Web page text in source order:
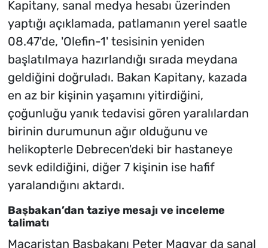
Kapitany, sanal medya hesabı üzerinden
yaptığı açıklamada, patlamanın yerel saatle
08.47'de, 'Olefin-1' tesisinin yeniden
başlatılmaya hazırlandığı sırada meydana
geldiğini doğruladı. Bakan Kapitany, kazada
en az bir kişinin yaşamını yitirdiğini,
çoğunluğu yanık tedavisi gören yaralılardan
birinin durumunun ağır olduğunu ve
helikopterle Debrecen'deki bir hastaneye
sevk edildiğini, diğer 7 kişinin ise hafif
yaralandığını aktardı.
Başbakan’dan taziye mesajı ve inceleme
talimatı
Macaristan Başbakanı Peter Magyar da sanal